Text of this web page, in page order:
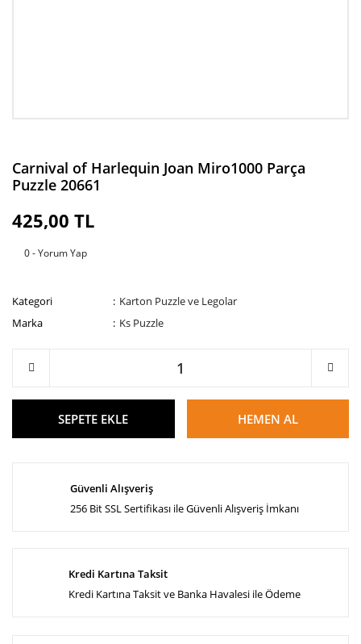
Carnival of Harlequin Joan Miro1000 Parça
Puzzle 20661
425,00 TL
0 - Yorum Yap
Kategori
Karton Puzzle ve Legolar
Marka
Ks Puzzle
SEPETE EKLE HEMEN AL
Güvenli Alışveriş
256 Bit SSL Sertifikası ile Güvenli Alışveriş İmkanı
Kredi Kartına Taksit
Kredi Kartına Taksit ve Banka Havalesi ile Ödeme